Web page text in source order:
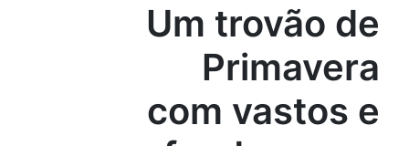
Um trovão de
Primavera
com vastos e